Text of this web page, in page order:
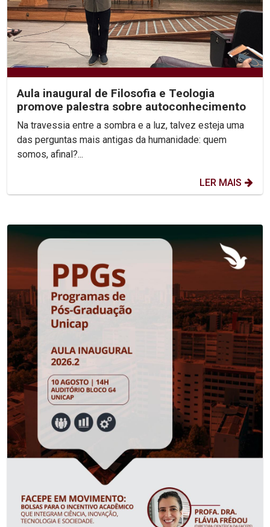
Aula inaugural de Filosofia e Teologia
promove palestra sobre autoconhecimento
Na travessia entre a sombra e a luz, talvez esteja uma
das perguntas mais antigas da humanidade: quem
somos, afinal?...
LER MAIS